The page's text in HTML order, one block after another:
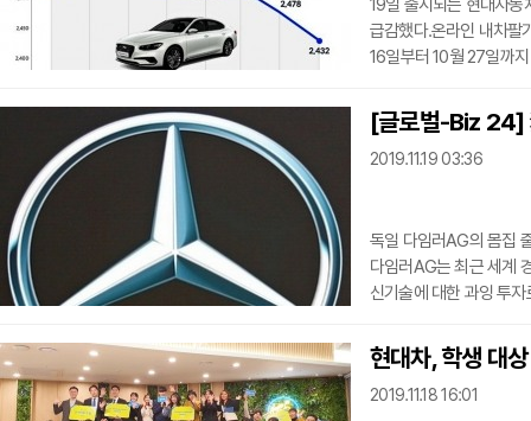
19일 출시되는 현대자동
급감했다.온라인 내차팔
16일부터 10월 27일까지
급락해 2400만원 초반까지 떨어졌다. 그랜저IG의 중고
주에 95대 출품에 그쳤지
관계자는 “신형 그랜저
[글로벌-Biz 24]
2019.11.19 03:36
독일 다임러AG의 몸집 줄이기가 속도
다임러AG는 최근 세계
신기술에 대한 과잉 투자로 재정이 악
다임러AG는 2022년 말
현대차, 학생 대
2019.11.18 16:01